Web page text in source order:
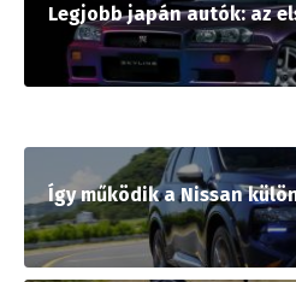
Legjobb japán autók: az
Így működik a Nissan